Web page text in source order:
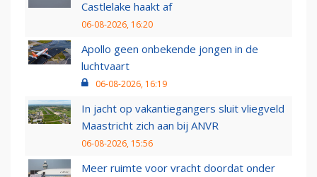
Castlelake haakt af
06-08-2026, 16:20
Apollo geen onbekende jongen in de
luchtvaart
06-08-2026, 16:19
In jacht op vakantiegangers sluit vliegveld
Maastricht zich aan bij ANVR
06-08-2026, 15:56
Meer ruimte voor vracht doordat onder